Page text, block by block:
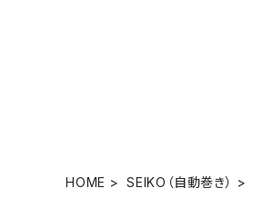
HOME SEIKO（自動巻き）